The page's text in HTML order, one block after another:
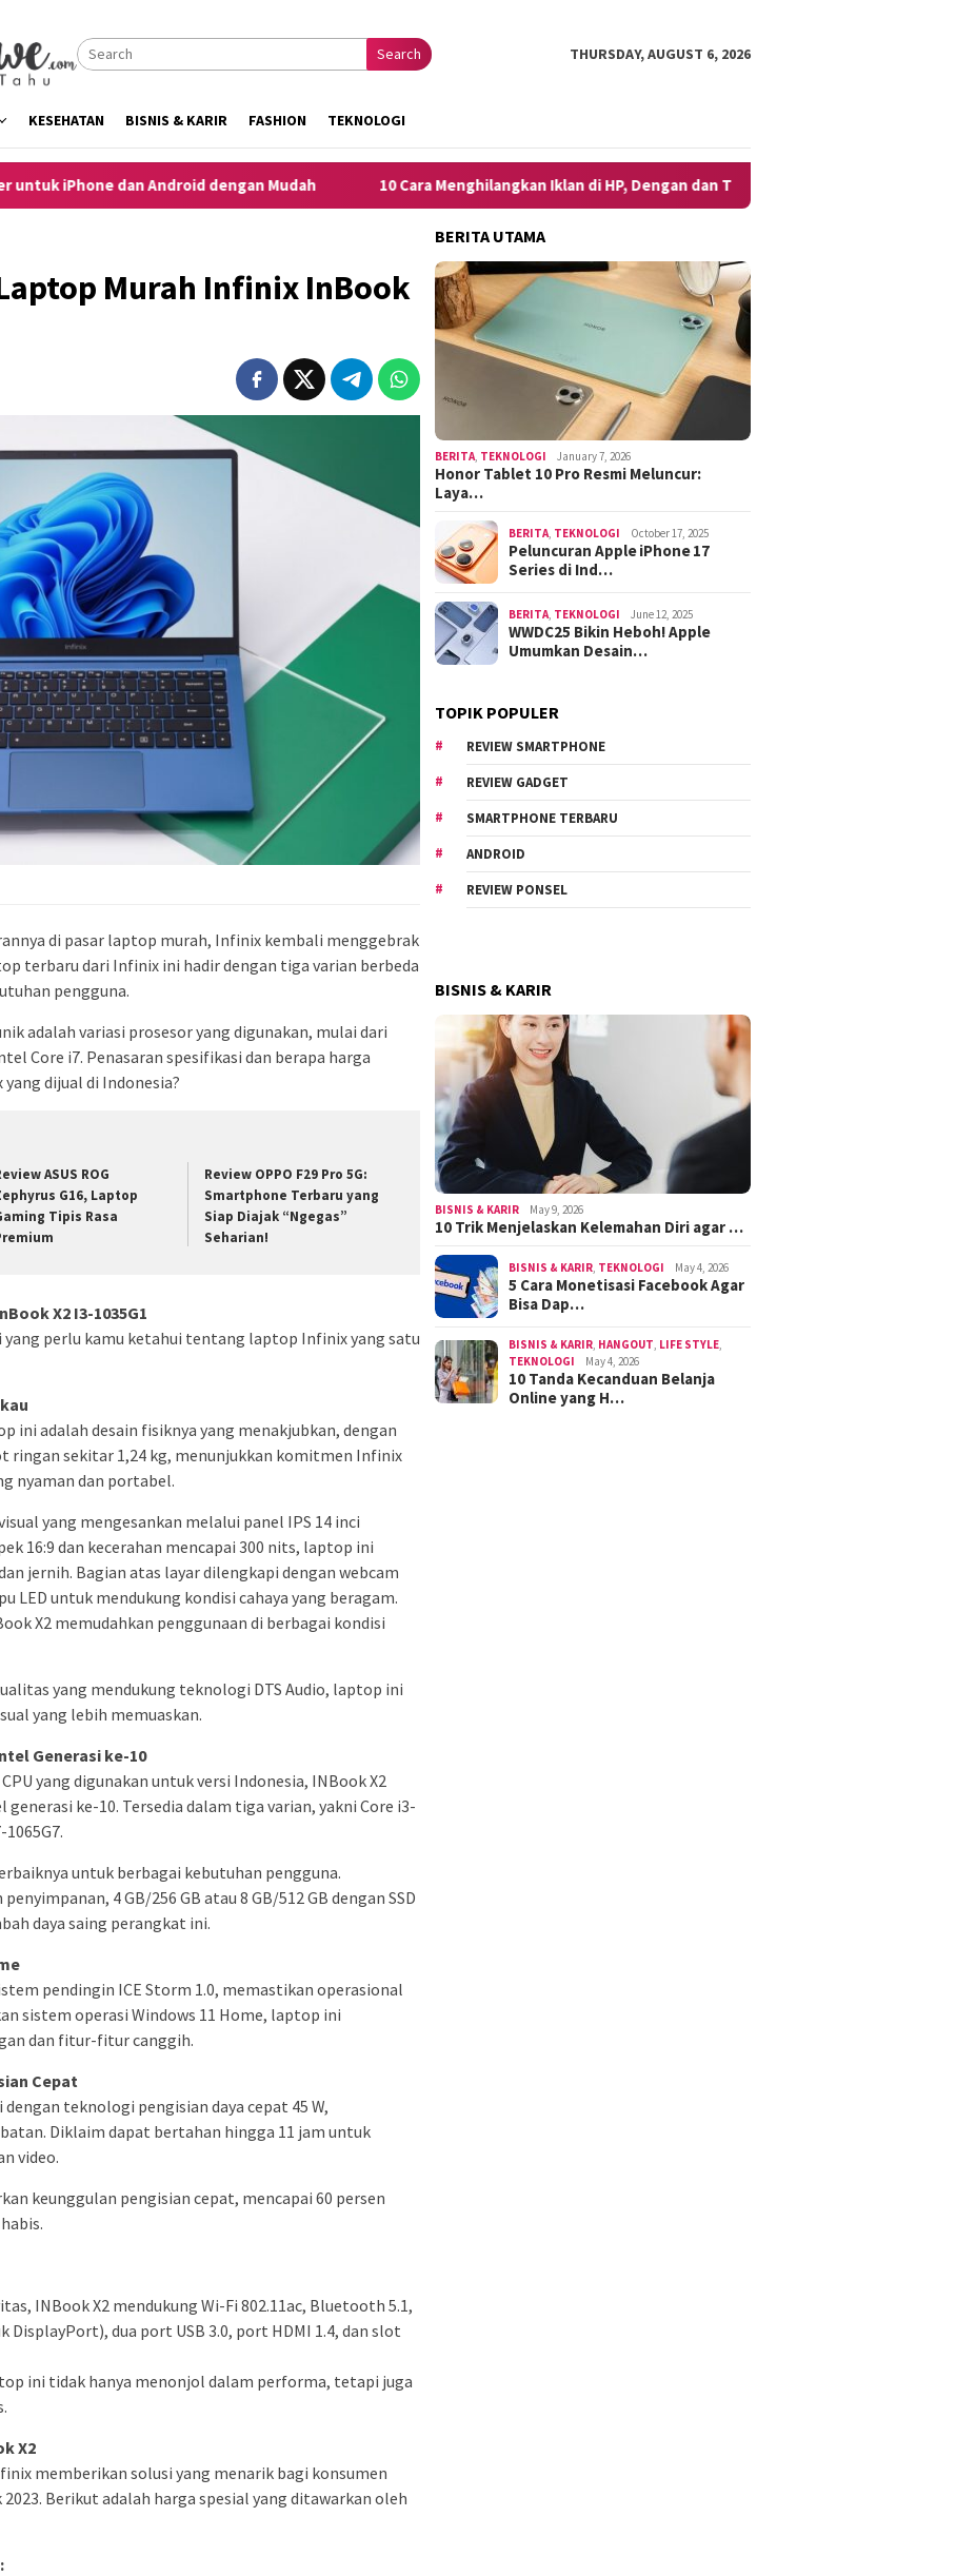
Search THURSDAY, AUGUST 6, 2026
KESEHATAN BISNIS & KARIR FASHION TEKNOLOGI
dan Android dengan Mudah 10 Cara Menghilangkan Iklan di HP, Dengan dan Tanpa Aplikasi
Murah Infinix InBook
di pasar laptop murah, Infinix kembali menggebrak
terbaru dari Infinix ini hadir dengan tiga varian berbeda
pengguna.
adalah variasi prosesor yang digunakan, mulai dari
Core i7. Penasaran spesifikasi dan berapa harga
dijual di Indonesia?
ASUS ROG
G16, Laptop
Tipis Rasa
Review OPPO F29 Pro 5G:
Smartphone Terbaru yang
Siap Diajak “Ngegas”
Seharian!
X2 I3-1035G1
yang perlu kamu ketahui tentang laptop Infinix yang satu
ini adalah desain fisiknya yang menakjubkan, dengan
ringan sekitar 1,24 kg, menunjukkan komitmen Infinix
nyaman dan portabel.
yang mengesankan melalui panel IPS 14 inci
16:9 dan kecerahan mencapai 300 nits, laptop ini
jernih. Bagian atas layar dilengkapi dengan webcam
LED untuk mendukung kondisi cahaya yang beragam.
X2 memudahkan penggunaan di berbagai kondisi
yang mendukung teknologi DTS Audio, laptop ini
yang lebih memuaskan.
Generasi ke-10
yang digunakan untuk versi Indonesia, INBook X2
ke-10. Tersedia dalam tiga varian, yakni Core i3-
1065G7.
untuk berbagai kebutuhan pengguna.
4 GB/256 GB atau 8 GB/512 GB dengan SSD
daya saing perangkat ini.
pendingin ICE Storm 1.0, memastikan operasional
sistem operasi Windows 11 Home, laptop ini
dan fitur-fitur canggih.
Cepat
teknologi pengisian daya cepat 45 W,
Diklaim dapat bertahan hingga 11 jam untuk
video.
keunggulan pengisian cepat, mencapai 60 persen
INBook X2 mendukung Wi-Fi 802.11ac, Bluetooth 5.1,
DisplayPort), dua port USB 3.0, port HDMI 1.4, dan slot
ini tidak hanya menonjol dalam performa, tetapi juga
X2
memberikan solusi yang menarik bagi konsumen
Berikut adalah harga spesial yang ditawarkan oleh
BERITA UTAMA
BERITA TEKNOLOGI January 7, 2026
Honor Tablet 10 Pro Resmi Meluncur:
Laya…
BERITA TEKNOLOGI October 17, 2025
Peluncuran Apple iPhone 17
Series di Ind…
BERITA TEKNOLOGI June 12, 2025
WWDC25 Bikin Heboh! Apple
Umumkan Desain…
TOPIK POPULER
REVIEW SMARTPHONE
REVIEW GADGET
SMARTPHONE TERBARU
ANDROID
REVIEW PONSEL
BISNIS & KARIR
BISNIS & KARIR May 9, 2026
10 Trik Menjelaskan Kelemahan Diri agar …
BISNIS & KARIR TEKNOLOGI May 4, 2026
5 Cara Monetisasi Facebook Agar
Bisa Dap…
BISNIS & KARIR HANGOUT LIFE STYLE
TEKNOLOGI
May 4, 2026
10 Tanda Kecanduan Belanja
Online yang H…